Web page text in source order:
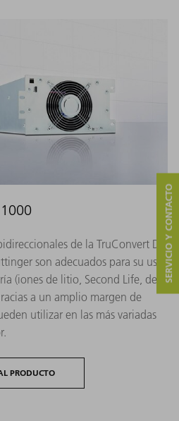
de la TruConvert DC
son adecuados para su uso
(iones de litio, Second Life, de
a un amplio margen de
utilizar en las más variadas
PRODUCTO
SERVICIO Y CONTACTO